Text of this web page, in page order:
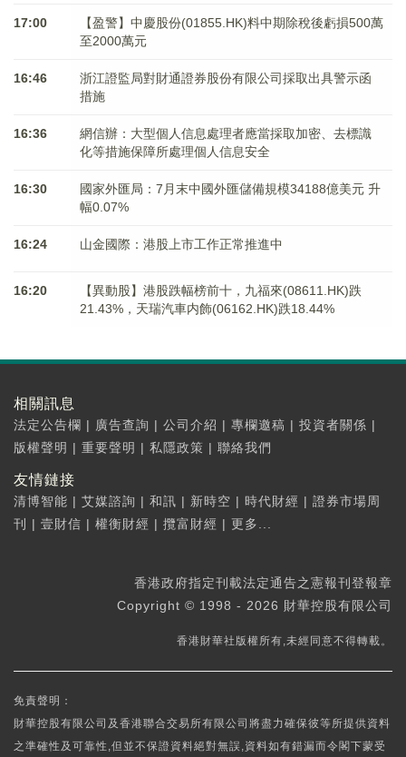
17:00
【盈警】中慶股份(01855.HK)料中期除稅後虧損500萬
至2000萬元
16:46
浙江證監局對財通證券股份有限公司採取出具警示函
措施
16:36
網信辦：大型個人信息處理者應當採取加密、去標識
化等措施保障所處理個人信息安全
16:30
國家外匯局：7月末中國外匯儲備規模34188億美元 升
幅0.07%
16:24 山金國際：港股上市工作正常推進中
16:20
【異動股】港股跌幅榜前十，九福來(08611.HK)跌
21.43%，天瑞汽車内飾(06162.HK)跌18.44%
相關訊息
法定公告欄 | 廣告查詢 | 公司介紹 | 專欄邀稿 | 投資者關係 |
版權聲明 | 重要聲明 | 私隱政策 | 聯絡我們
友情鏈接
清博智能 | 艾媒諮詢 | 和訊 | 新時空 | 時代財經 | 證券市場周
刊
| 壹財信 | 權衡財經 | 攬富財經 | 更多...
香港政府指定刊載法定通告之憲報刊登報章
Copyright © 1998 - 2026 財華控股有限公司
香港財華社版權所有,未經同意不得轉載。
免責聲明：
財華控股有限公司及香港聯合交易所有限公司將盡力確保彼等所提供資料
之準確性及可靠性,但並不保證資料絕對無誤,資料如有錯漏而令閣下蒙受